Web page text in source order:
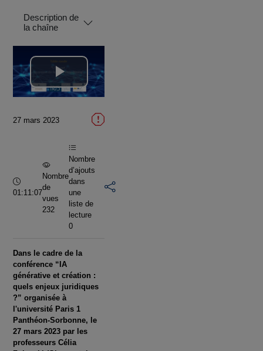
Description de
la chaîne
Lire
la
vidéo
27 mars 2023
Durée :
01:11:07
Nombre
de
vues
232
Nombre
d’ajouts
dans
une
liste de
lecture
0
Dans le cadre de la
conférence “IA
générative et création :
quels enjeux juridiques
?” organisée à
l'université Paris 1
Panthéon-Sorbonne, le
27 mars 2023 par les
professeurs Célia